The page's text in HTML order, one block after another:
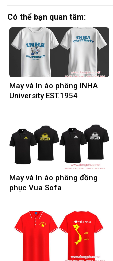
Có thể bạn quan tâm:
May và In áo phông INHA
University EST.1954
May và In áo phông đồng
phục Vua Sofa